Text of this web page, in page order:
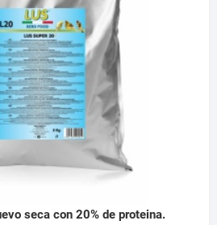
seca con 20% de proteina.